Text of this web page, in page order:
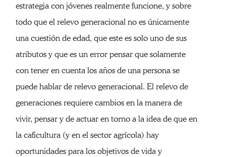
estrategia con jóvenes realmente funcione, y sobre
todo que el relevo generacional no es únicamente
una cuestión de edad, que este es solo uno de sus
atributos y que es un error pensar que solamente
con tener en cuenta los años de una persona se
puede hablar de relevo generacional. El relevo de
generaciones requiere cambios en la manera de
vivir, pensar y de actuar en torno a la idea de que en
la caficultura (y en el sector agrícola) hay
oportunidades para los objetivos de vida y